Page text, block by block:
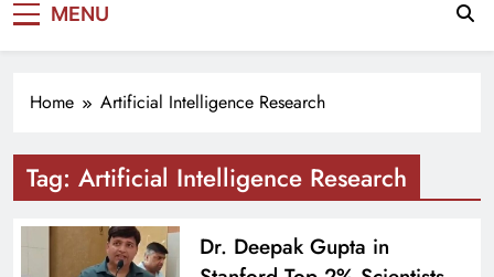
NEWS
MENU
Home Artificial Intelligence Research
Tag: Artificial Intelligence Research
Dr. Deepak Gupta in